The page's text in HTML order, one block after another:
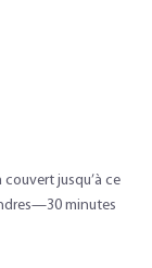
jusqu’à ce
minutes